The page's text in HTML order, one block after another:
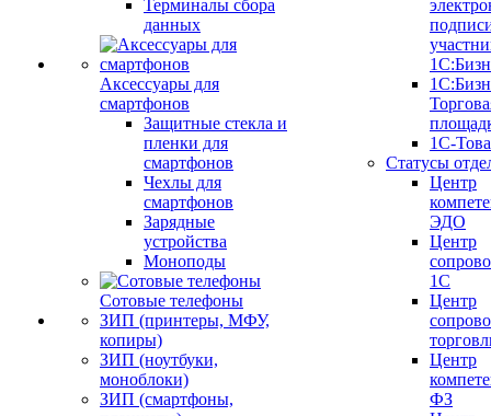
Терминалы сбора
данных
Аксессуары для
смартфонов
Защитные стекла и
пленки для
смартфонов
Чехлы для
смартфонов
Зарядные
устройства
Моноподы
Сотовые телефоны
ЗИП (принтеры, МФУ,
копиры)
ЗИП (ноутбуки,
моноблоки)
ЗИП (смартфоны,
1С-
Статусы
Центр
ЭДО
Центр
1С
Центр
Центр
ФЗ